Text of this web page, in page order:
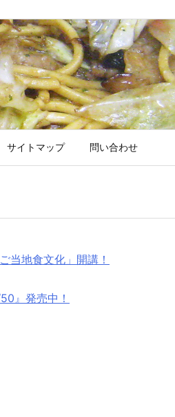
サイトマップ 問い合わせ
当地食文化」開講！
』発売中！